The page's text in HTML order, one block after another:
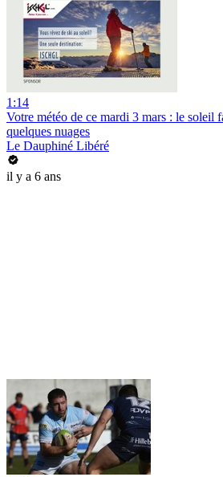
1:14
Votre météo de ce mardi 3 mars : le soleil
quelques nuages
Le Dauphiné Libéré
il y a 6 ans